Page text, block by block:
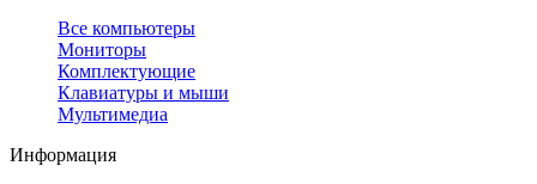
Все компьютеры
Мониторы
Комплектующие
Клавиатуры и мыши
Мультимедиа
Информация